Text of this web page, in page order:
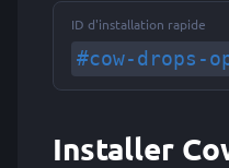
ID d'installation rapide
#cow-drops-
Installer